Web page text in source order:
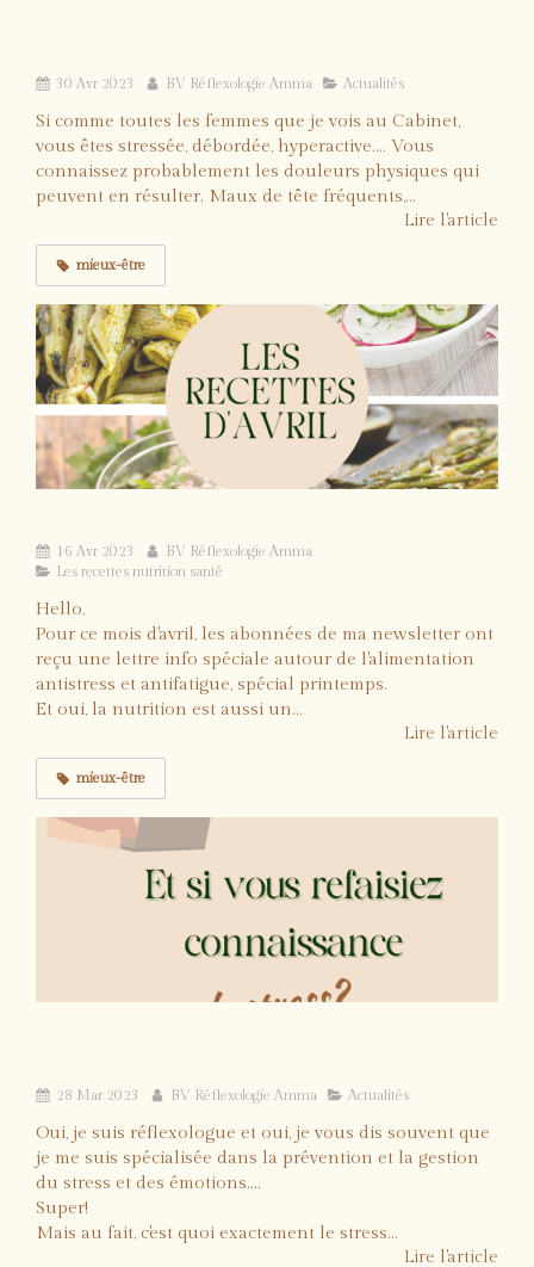
30 Avr 2023 BV Réflexologie Amma Actualités
Si comme toutes les femmes que je vois au Cabinet,
vous êtes stressée, débordée, hyperactive.... Vous
connaissez probablement les douleurs physiques qui
peuvent en résulter. Maux de tête fréquents,...
Lire l'article
mieux-être
16 Avr 2023
BV Réflexologie Amma
Les recettes nutrition santé
Hello,
Pour ce mois d'avril, les abonnées de ma newsletter ont
reçu une lettre info spéciale autour de l'alimentation
antistress et antifatigue, spécial printemps.
Et oui, la nutrition est aussi un...
Lire l'article
mieux-être
28 Mar 2023 BV Réflexologie Amma Actualités
Oui, je suis réflexologue et oui, je vous dis souvent que
je me suis spécialisée dans la prévention et la gestion
du stress et des émotions....
Super!
Mais au fait, c'est quoi exactement le stress...
Lire l'article